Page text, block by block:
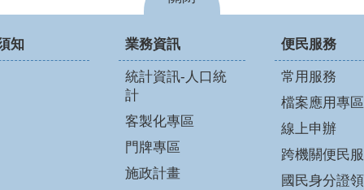
知 業務資訊
統計資訊-人口統
計
客製化專區
門牌專區
施政計畫
便民服務
常用服務
檔案應用專區
線上申辦
跨機關便民
國民身分證